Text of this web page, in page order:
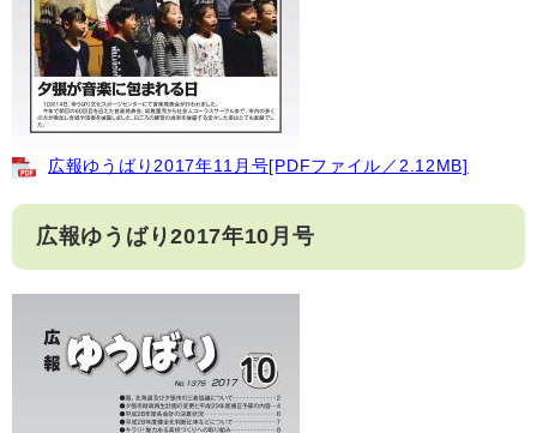
広報ゆうばり2017年11月号[PDFファイル／2.12MB]
広報ゆうばり2017年10月号